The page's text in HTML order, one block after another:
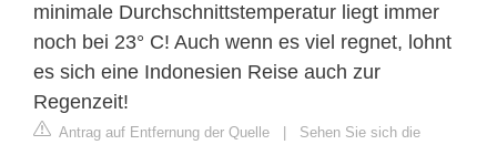
minimale Durchschnittstemperatur liegt immer
noch bei 23° C! Auch wenn es viel regnet, lohnt
es sich eine Indonesien Reise auch zur
Regenzeit!
Antrag auf Entfernung der Quelle
Sehen Sie sich die